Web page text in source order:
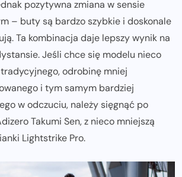
pozytywna zmiana w sensie
– buty są bardzo szybkie i doskonale
Ta kombinacja daje lepszy wynik na
Jeśli chce się modelu nieco
odrobinę mniej
i tym samym bardziej
w odczuciu, należy sięgnąć po
Takumi Sen, z nieco mniejszą
Lightstrike Pro.